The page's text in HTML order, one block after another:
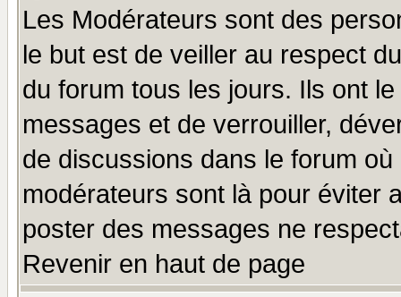
Les Modérateurs sont des
le but est de veiller au respect
du forum tous les jours. Ils ont
messages et de verrouiller,
de discussions dans le forum
modérateurs sont là pour éviter
poster des messages ne
Revenir en haut de page